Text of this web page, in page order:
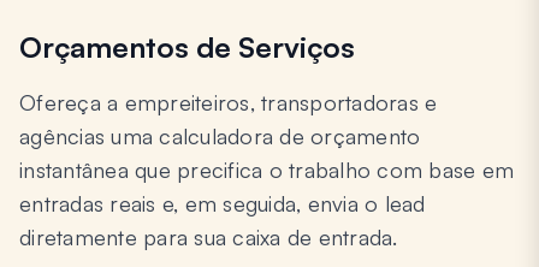
Orçamentos de Serviços
Ofereça a empreiteiros, transportadoras e
agências uma calculadora de orçamento
instantânea que precifica o trabalho com base em
entradas reais e, em seguida, envia o lead
diretamente para sua caixa de entrada.